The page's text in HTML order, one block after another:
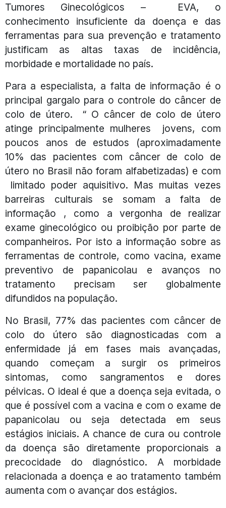
Tumores Ginecológicos – EVA, o
conhecimento insuficiente da doença e das
ferramentas para sua prevenção e tratamento
justificam as altas taxas de incidência,
morbidade e mortalidade no país.
Para a especialista, a falta de informação é o
principal gargalo para o controle do câncer de
colo de útero. “ O câncer de colo de útero
atinge principalmente mulheres jovens, com
poucos anos de estudos (aproximadamente
10% das pacientes com câncer de colo de
útero no Brasil não foram alfabetizadas) e com
limitado poder aquisitivo. Mas muitas vezes
barreiras culturais se somam a falta de
informação , como a vergonha de realizar
exame ginecológico ou proibição por parte de
companheiros. Por isto a informação sobre as
ferramentas de controle, como vacina, exame
preventivo de papanicolau e avanços no
tratamento precisam ser globalmente
difundidos na população.
No Brasil, 77% das pacientes com câncer de
colo do útero são diagnosticadas com a
enfermidade já em fases mais avançadas,
quando começam a surgir os primeiros
sintomas, como sangramentos e dores
pélvicas. O ideal é que a doença seja evitada, o
que é possível com a vacina e com o exame de
papanicolau ou seja detectada em seus
estágios iniciais. A chance de cura ou controle
da doença são diretamente proporcionais a
precocidade do diagnóstico. A morbidade
relacionada a doença e ao tratamento também
aumenta com o avançar dos estágios.